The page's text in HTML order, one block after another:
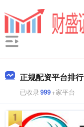
正规配资平台排行
已收录999+家平台